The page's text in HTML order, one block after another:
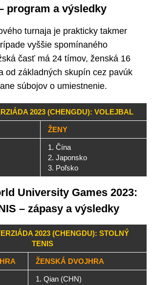
program a výsledky
turnaja je prakticky takmer
vyššie spomínaného
časť má 24 tímov, ženská 16
od základných skupín cez pavúk
súbojov o umiestnenie.
2023 (CHENGDU): VOLEJBAL
ŽENY
1. Čína
2. Japonsko
3. Poľsko
University Games 2023:
– zápasy a výsledky
2023 (CHENGDU): STOLNÝ
TENIS
ŽENSKÁ DVOJHRA
1. Qian (CHN)